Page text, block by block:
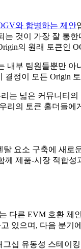
와 합병하는 제안
것이 가장 잘 통
의 원래 토큰인
내부 팀원들뿐만
정이 모든 Origin
는 넓은 커뮤니티
리의 토큰 홀더들
요소 구축에 새로
제품-시장 적합
다른 EVM 호환
있으며, 다음 분기
그십 유동성 스테이